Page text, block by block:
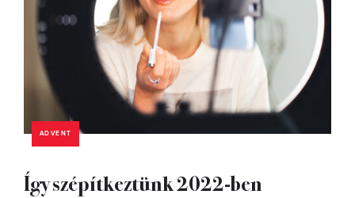
ADVENT
Így szépítkeztünk 2022-ben